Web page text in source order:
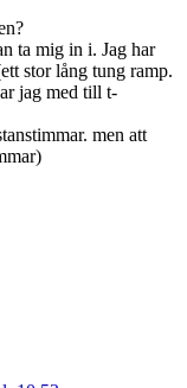
ta mig in i. Jag har
stor lång tung ramp.
jag med till t-
men att